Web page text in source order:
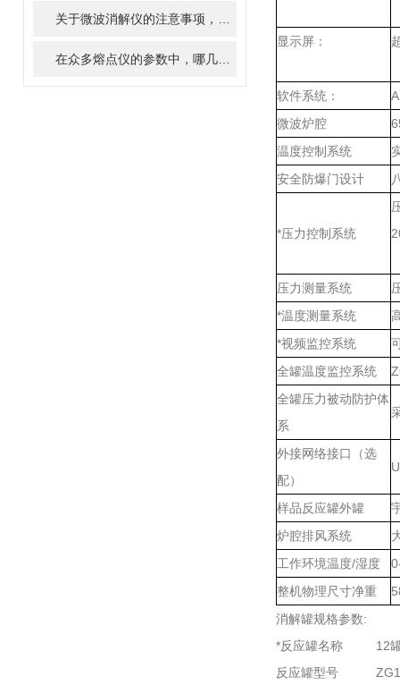
显示屏：
软件系统：
微波炉腔
温度控制系统
安全防爆门设计
*压力控制系统
压力测量系统
*温度测量系统
*视频监控系统
全罐温度监控系统
全罐压力被动防护体
系
外接网络接口（选
配）
样品反应罐外罐
炉腔排风系统
工作环境温度/湿度
整机物理尺寸净重
消解罐规格参数:
*反应罐名称
12
反应罐型号